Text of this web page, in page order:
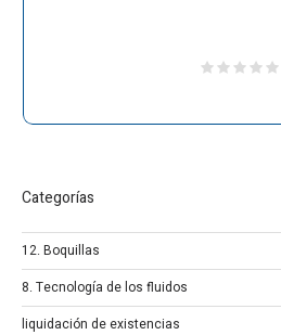
Categorías
12. Boquillas
8. Tecnología de los fluidos
liquidación de existencias